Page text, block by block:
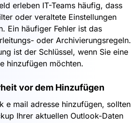
erleben IT-Teams häufig, dass
oder veraltete Einstellungen
Ein häufiger Fehler ist das
oder Archivierungsregeln.
ist der Schlüssel, wenn Sie eine
hinzufügen möchten.
vor dem Hinzufügen
e mail adresse hinzufügen, sollten
Ihrer aktuellen Outlook-Daten